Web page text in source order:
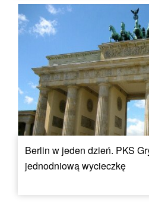
Berlin w jeden dzień. PKS
jednodniową wycieczkę